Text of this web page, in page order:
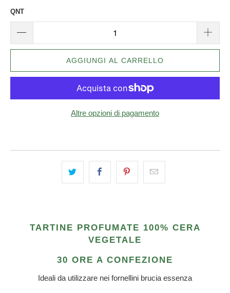
QNT
AGGIUNGI AL CARRELLO
Altre opzioni di pagamento
TARTINE PROFUMATE 100% CERA
VEGETALE
30 ORE A CONFEZIONE
Ideali da utilizzare nei fornellini brucia essenza